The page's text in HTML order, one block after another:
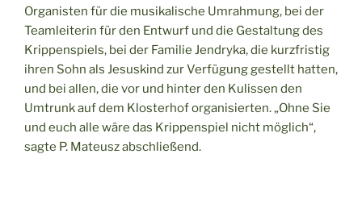
Organisten für die musikalische Umrahmung, bei der
Teamleiterin für den Entwurf und die Gestaltung des
Krippenspiels, bei der Familie Jendryka, die kurzfristig
ihren Sohn als Jesuskind zur Verfügung gestellt hatten,
und bei allen, die vor und hinter den Kulissen den
Umtrunk auf dem Klosterhof organisierten. „Ohne Sie
und euch alle wäre das Krippenspiel nicht möglich“,
sagte P. Mateusz abschließend.